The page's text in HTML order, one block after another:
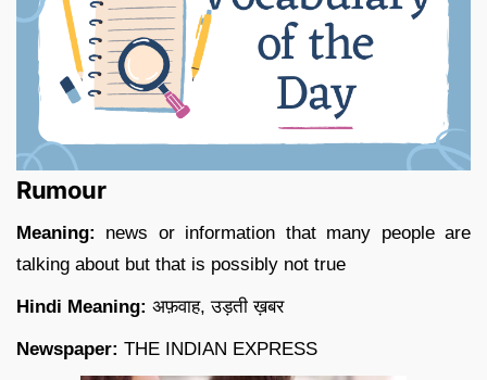
Rumour
Meaning:
news or information that many people are
talking about but that is possibly not true
Hindi Meaning: अफ़वाह, उड़ती ख़बर
Newspaper: THE INDIAN EXPRESS